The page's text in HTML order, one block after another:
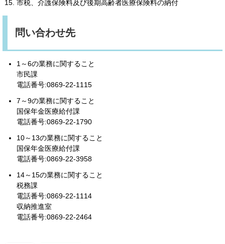
市税、介護保険料及び後期高齢者医療保険料の納付
問い合わせ先
1～6の業務に関すること
市民課
電話番号:0869-22-1115
7～9の業務に関すること
国保年金医療給付課
電話番号:0869-22-1790
10～13の業務に関すること
国保年金医療給付課
電話番号:0869-22-3958
14～15の業務に関すること
税務課
電話番号:0869-22-1114
収納推進室
電話番号:0869-22-2464